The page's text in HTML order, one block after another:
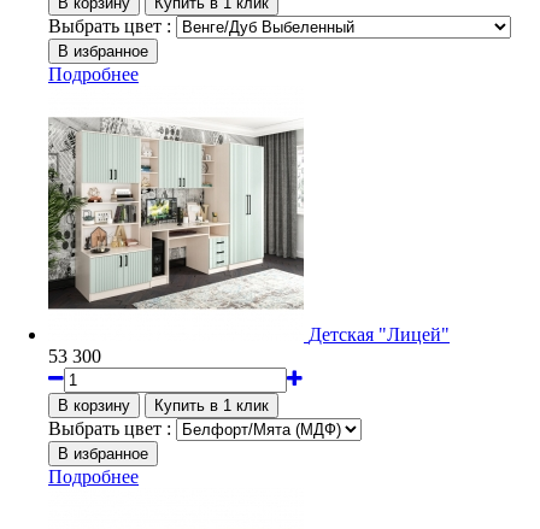
Выбрать цвет :
Подробнее
Детская "Лицей"
53 300
Выбрать цвет :
Подробнее